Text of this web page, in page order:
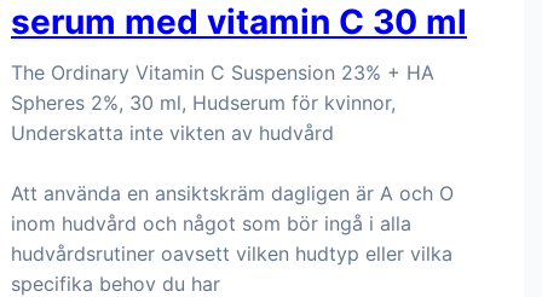
serum med vitamin C 30 ml
The Ordinary Vitamin C Suspension 23% + HA
Spheres 2%, 30 ml, Hudserum för kvinnor,
Underskatta inte vikten av hudvård
Att använda en ansiktskräm dagligen är A och O
inom hudvård och något som bör ingå i alla
hudvårdsrutiner oavsett vilken hudtyp eller vilka
specifika behov du har